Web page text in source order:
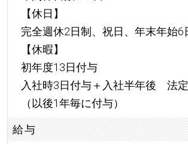
【休日】
完全週休2日制、祝日、年末年始6
【休暇】
初年度13日付与
入社時3日付与＋入社半年後 法
（以後1年毎に付与）
給与